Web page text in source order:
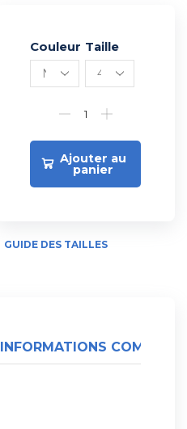
Couleur Taille
Ajouter au
panier
Alternative:
GUIDE DES TAILLES
INFORMATIONS